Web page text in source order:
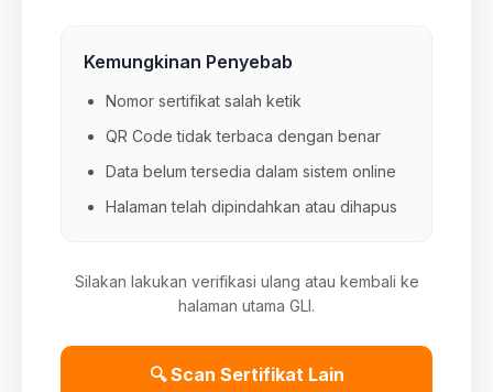
Kemungkinan Penyebab
Nomor sertifikat salah ketik
QR Code tidak terbaca dengan benar
Data belum tersedia dalam sistem online
Halaman telah dipindahkan atau dihapus
Silakan lakukan verifikasi ulang atau kembali ke
halaman utama GLI.
🔍 Scan Sertifikat Lain